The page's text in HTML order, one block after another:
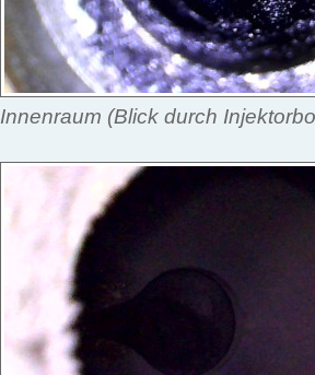
Innenraum (Blick durch